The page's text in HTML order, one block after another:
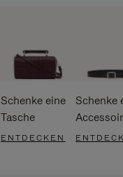
Schenke eine
Tasche
ENTDECKEN
Schenke